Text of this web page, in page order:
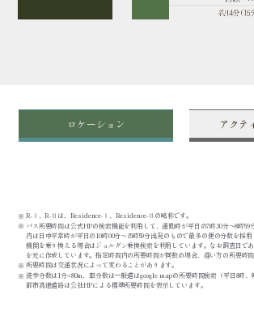
ロケーション アクテ
R-Ⅰ、R-Ⅱは、Residence-Ⅰ、Residence-Ⅱの略称です。
バス所要時間は公式HPの検索機能を利用して、通勤時が平日の7時30分～8時59
内は日中平常時が平日の10時00分～15時59分出発のもので最多の便の分数を採
機関を乗り換える場合はジョルダン乗換検索を利用しています。なお調査日で
を元に作成しています。指定時間内の所要時間が同数の場合、遅い方の所要時間
所要時間は交通状況によって変わることがあります。
徒歩分数は1分=80m、車分数は一般道はgoogle mapの所要時間検索（平日8時、
都市高速道路は公社HPによる標準所要時間を表示しています。